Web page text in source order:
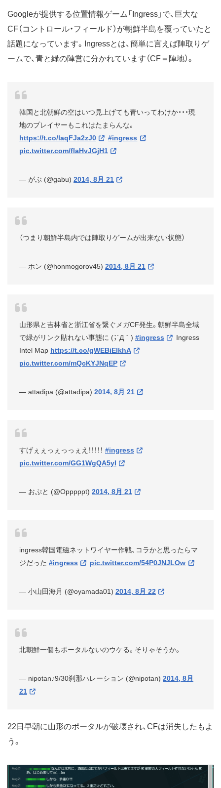
Googleが提供する位置情報ゲーム「Ingress」で、巨大な
CF（コントロール・フィールド）が朝鮮半島を覆っていたと
話題になっています。Ingressとは、簡単に言えば陣取りゲ
ームで、青と緑の陣営に分かれています（CF＝陣地）。
韓国と北朝鮮の空はいつ見上げても青いってわけか・・・現
地のプレイヤーもこれはたまらんな。
https://t.co/laqFJa2zJ0
#ingress
pic.twitter.com/fIaHvJGjH1
— がぶ (@gabu) 2014, 8月 21
（つまり朝鮮半島内では陣取りゲームが出来ない状態）
— ホン (@honmogorov45) 2014, 8月 21
山形県と吉林省と浙江省を繋ぐメガCF発生。朝鮮半島全域
で緑がリンク貼れない事態に (；´Д｀) #ingress
Ingress
Intel Map https://t.co/gWEBiEIkhA
pic.twitter.com/mQcKYJNqEP
— attadipa (@attadipa) 2014, 8月 21
すげぇぇっぇっっぇえ！！！！！ #ingress
pic.twitter.com/GG1WgQA5yI
— おぷと (@Opppppt) 2014, 8月 21
ingress韓国電磁ネットワイヤー作戦、コラかと思ったらマ
ジだった #ingress pic.twitter.com/54P0JNJLOw
— 小山田海月 (@oyamada01) 2014, 8月 22
北朝鮮一個もポータルないのウケる。そりゃそうか。
— nipotan♪9/30刹那ハレーション (@nipotan) 2014, 8月
21
22日早朝に山形のポータルが破壊され、CFは消失したもよ
う。